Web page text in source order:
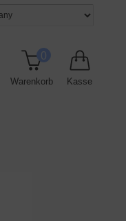
Warenkorb
0
Kasse